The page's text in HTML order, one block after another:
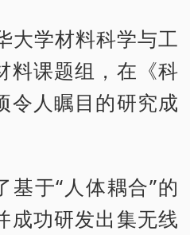
大学材料科学与工
料课题组，在《科
令人瞩目的研究成
基于“人体耦合”的
成功研发出集无线